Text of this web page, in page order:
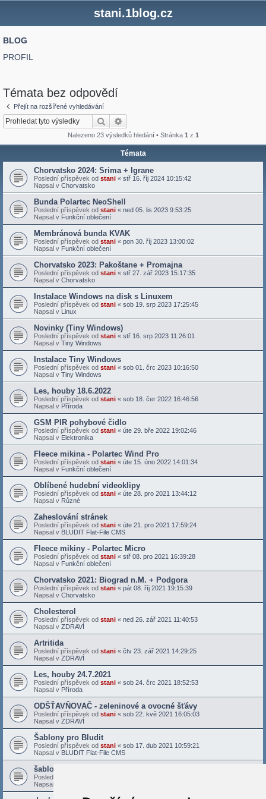
stani.1blog.cz
BLOG
PROFIL
Témata bez odpovědí
Přejít na rozšířené vyhledávání
Hledat
Nalezeno 23 výsledků hledání • Stránka 1 z 1
Témata
Chorvatsko 2024: Srima + Igrane
Poslední příspěvek od stani « stř 16. říj 2024 10:15:42
Napsal v Chorvatsko
Bunda Polartec NeoShell
Poslední příspěvek od stani « ned 05. lis 2023 9:53:25
Napsal v Funkční oblečení
Membránová bunda KVAK
Poslední příspěvek od stani « pon 30. říj 2023 13:00:02
Napsal v Funkční oblečení
Chorvatsko 2023: Pakoštane + Promajna
Poslední příspěvek od stani « stř 27. zář 2023 15:17:35
Napsal v Chorvatsko
Instalace Windows na disk s Linuxem
Poslední příspěvek od stani « sob 19. srp 2023 17:25:45
Napsal v Linux
Novinky (Tiny Windows)
Poslední příspěvek od stani « stř 16. srp 2023 11:26:01
Napsal v Tiny Windows
Instalace Tiny Windows
Poslední příspěvek od stani « sob 01. črc 2023 10:16:50
Napsal v Tiny Windows
Les, houby 18.6.2022
Poslední příspěvek od stani « sob 18. čer 2022 16:46:56
Napsal v Příroda
GSM PIR pohybové čidlo
Poslední příspěvek od stani « úte 29. bře 2022 19:02:46
Napsal v Elektronika
Fleece mikina - Polartec Wind Pro
Poslední příspěvek od stani « úte 15. úno 2022 14:01:34
Napsal v Funkční oblečení
Oblíbené hudební videoklipy
Poslední příspěvek od stani « úte 28. pro 2021 13:44:12
Napsal v Různé
Zaheslování stránek
Poslední příspěvek od stani « úte 21. pro 2021 17:59:24
Napsal v BLUDIT Flat-File CMS
Fleece mikiny - Polartec Micro
Poslední příspěvek od stani « stř 08. pro 2021 16:39:28
Napsal v Funkční oblečení
Chorvatsko 2021: Biograd n.M. + Podgora
Poslední příspěvek od stani « pát 08. říj 2021 19:15:39
Napsal v Chorvatsko
Cholesterol
Poslední příspěvek od stani « ned 26. zář 2021 11:40:53
Napsal v ZDRAVÍ
Artritida
Poslední příspěvek od stani « čtv 23. zář 2021 14:29:25
Napsal v ZDRAVÍ
Les, houby 24.7.2021
Poslední příspěvek od stani « sob 24. črc 2021 18:52:53
Napsal v Příroda
ODŠŤAVŇOVAČ - zeleninové a ovocné šťávy
Poslední příspěvek od stani « sob 22. kvě 2021 16:05:03
Napsal v ZDRAVÍ
Šablony pro Bludit
Poslední příspěvek od stani « sob 17. dub 2021 10:59:21
Napsal v BLUDIT Flat-File CMS
šablona Bludit - Docs X
Poslední příspěvek od
Napsal v